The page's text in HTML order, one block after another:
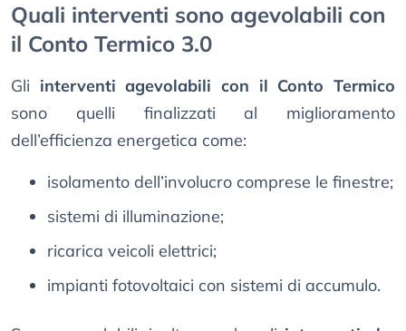
Quali interventi sono agevolabili con
il Conto Termico 3.0
Gli interventi agevolabili con il Conto Termico
sono quelli finalizzati al miglioramento
dell’efficienza energetica come:
isolamento dell’involucro comprese le finestre;
sistemi di illuminazione;
ricarica veicoli elettrici;
impianti fotovoltaici con sistemi di accumulo.